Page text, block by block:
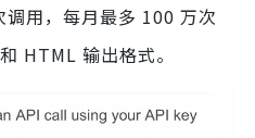
用，每月最多 100 万次
HTML 输出格式。